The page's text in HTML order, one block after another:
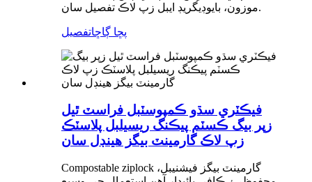
موزون، بايوڊيگريڊ ايبل زپ لاڪ تفصيل سان.
پڇا ڳاڇاتفصيل
فيڪٽري سڌو ڪمپوسٽبل فراسٽ ٿيل
زپر بيگ ڪسٽم پيڪنگ ريسيلبل پلاسٽڪ
زپ لاڪ گارمينٽ بيگز هينڊل سان
Compostable ziplock گارمينٽ بيگز فيشنيبل،